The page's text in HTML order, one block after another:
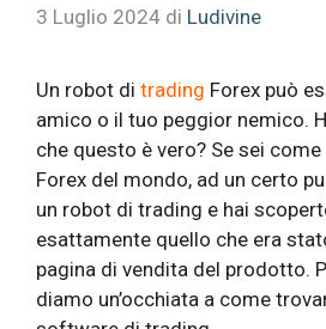
3 Luglio 2024 di Ludivine
Un robot di trading Forex può
amico o il tuo peggior nemico.
che questo è vero? Se sei
Forex del mondo, ad un certo
un robot di trading e hai
esattamente quello che era
pagina di vendita del prodotto.
diamo un’occhiata a come